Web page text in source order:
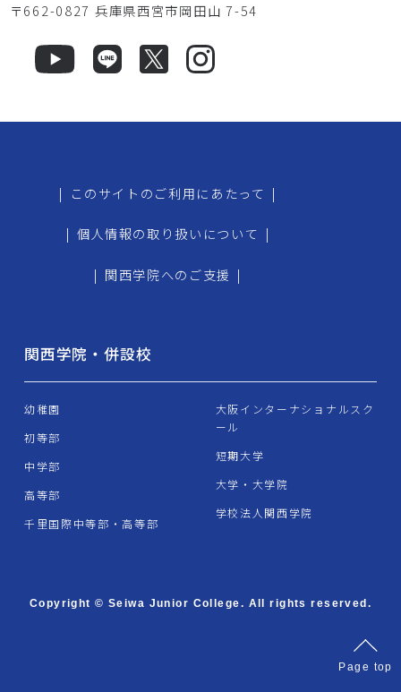
〒662-0827 兵庫県西宮市岡田山 7-54
| このサイトのご利用にあたって |
| 個人情報の取り扱いについて |
| 関西学院へのご支援 |
関西学院・併設校
幼稚園
初等部
中学部
高等部
千里国際中等部・高等部
大阪インターナショナルスク
ール
短期大学
大学・大学院
学校法人関西学院
Copyright © Seiwa Junior College. All rights reserved.